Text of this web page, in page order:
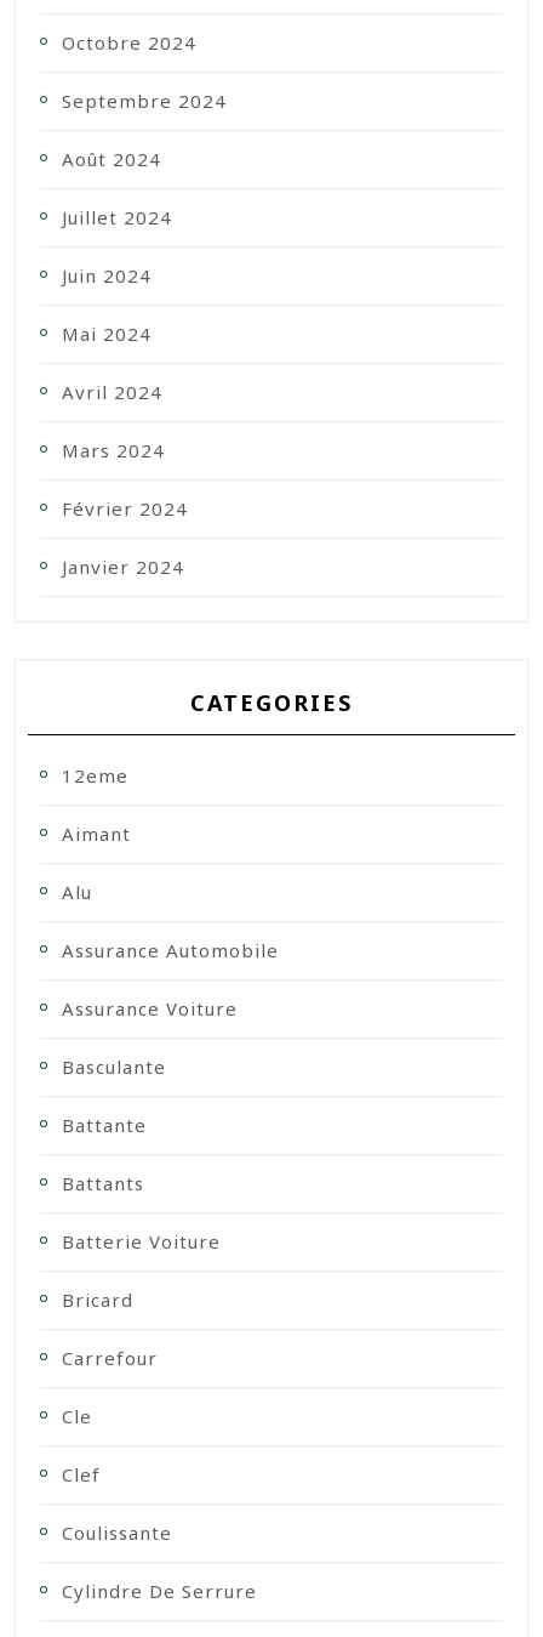
Octobre 2024
Septembre 2024
Août 2024
Juillet 2024
Juin 2024
Mai 2024
Avril 2024
Mars 2024
Février 2024
Janvier 2024
CATEGORIES
12eme
Aimant
Alu
Assurance Automobile
Assurance Voiture
Basculante
Battante
Battants
Batterie Voiture
Bricard
Carrefour
Cle
Clef
Coulissante
Cylindre De Serrure